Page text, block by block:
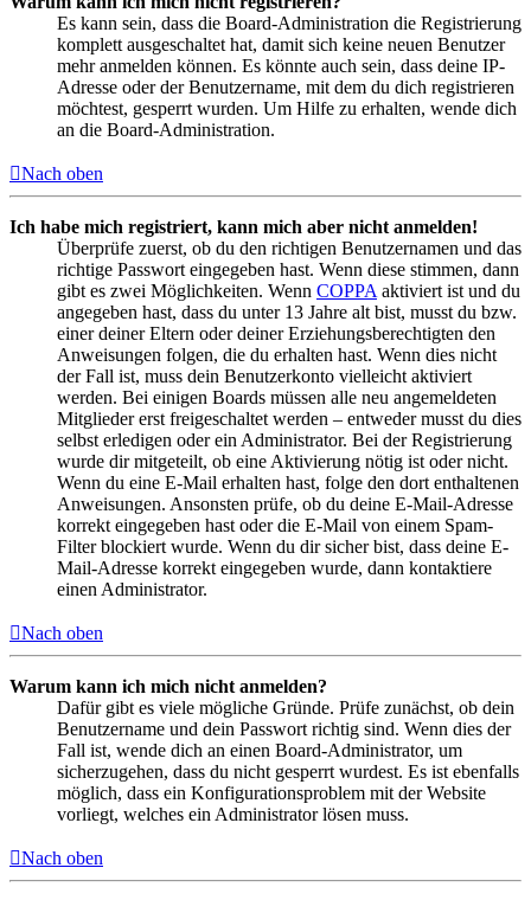
Es kann sein, dass die Board-Administration die Registrierung
komplett ausgeschaltet hat, damit sich keine neuen Benutzer
mehr anmelden können. Es könnte auch sein, dass deine IP-
Adresse oder der Benutzername, mit dem du dich registrieren
möchtest, gesperrt wurden. Um Hilfe zu erhalten, wende dich
an die Board-Administration.
Nach oben
Ich habe mich registriert, kann mich aber nicht anmelden!
Überprüfe zuerst, ob du den richtigen Benutzernamen und das
richtige Passwort eingegeben hast. Wenn diese stimmen, dann
gibt es zwei Möglichkeiten. Wenn COPPA aktiviert ist und du
angegeben hast, dass du unter 13 Jahre alt bist, musst du bzw.
einer deiner Eltern oder deiner Erziehungsberechtigten den
Anweisungen folgen, die du erhalten hast. Wenn dies nicht
der Fall ist, muss dein Benutzerkonto vielleicht aktiviert
werden. Bei einigen Boards müssen alle neu angemeldeten
Mitglieder erst freigeschaltet werden – entweder musst du dies
selbst erledigen oder ein Administrator. Bei der Registrierung
wurde dir mitgeteilt, ob eine Aktivierung nötig ist oder nicht.
Wenn du eine E-Mail erhalten hast, folge den dort enthaltenen
Anweisungen. Ansonsten prüfe, ob du deine E-Mail-Adresse
korrekt eingegeben hast oder die E-Mail von einem Spam-
Filter blockiert wurde. Wenn du dir sicher bist, dass deine E-
Mail-Adresse korrekt eingegeben wurde, dann kontaktiere
einen Administrator.
Nach oben
Warum kann ich mich nicht anmelden?
Dafür gibt es viele mögliche Gründe. Prüfe zunächst, ob dein
Benutzername und dein Passwort richtig sind. Wenn dies der
Fall ist, wende dich an einen Board-Administrator, um
sicherzugehen, dass du nicht gesperrt wurdest. Es ist ebenfalls
möglich, dass ein Konfigurationsproblem mit der Website
vorliegt, welches ein Administrator lösen muss.
Nach oben